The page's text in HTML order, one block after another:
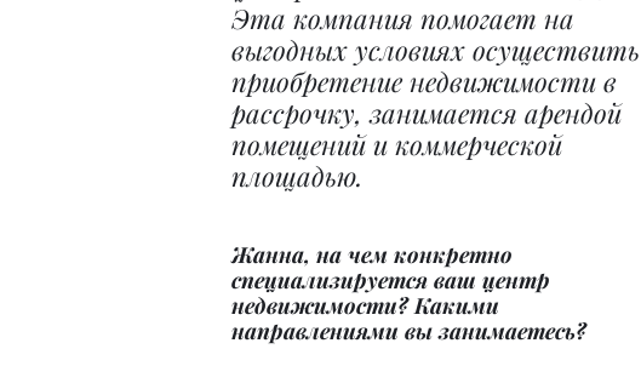
Эта компания помогает на
выгодных условиях осуществить
приобретение недвижимости в
рассрочку, занимается арендой
помещений и коммерческой
площадью.
Жанна, на чем конкретно
специализируется ваш центр
недвижимости? Какими
направлениями вы занимаетесь?